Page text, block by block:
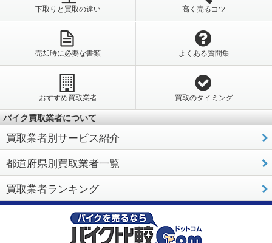
下取りと買取の違い 高く売るコツ
売却時に必要な書類 よくある質問集
おすすめ買取業者 買取のタイミング
バイク買取業者について
買取業者別サービス紹介
都道府県別買取業者一覧
買取業者ランキング